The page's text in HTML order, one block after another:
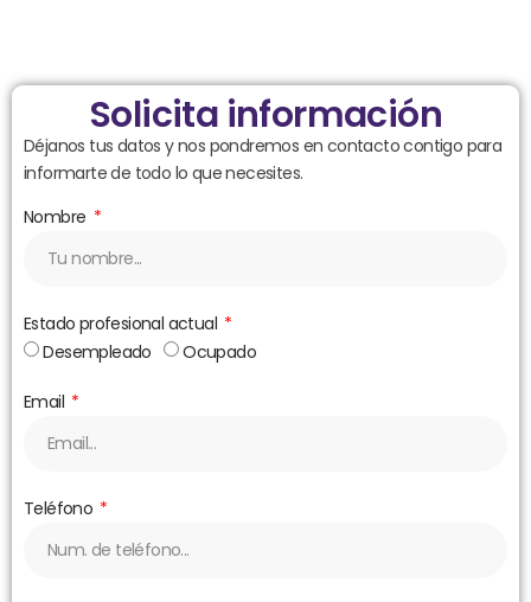
Solicita información
Déjanos tus datos y nos pondremos en contacto contigo para
informarte de todo lo que necesites.
Nombre
Estado profesional actual
Desempleado
Ocupado
Email
Teléfono